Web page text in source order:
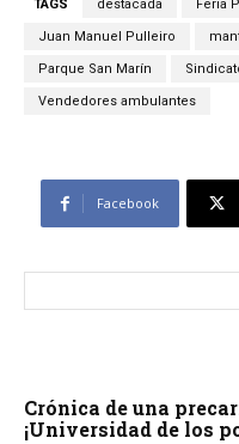
TAGS destacada Feria
Juan Manuel Pulleiro
Parque San Marín
Vendedores ambulantes
Facebook
Crónica de una
¡Universidad de los